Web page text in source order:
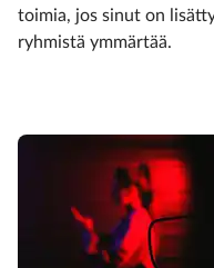
toimia, jos sinut on
ryhmistä ymmärtää.